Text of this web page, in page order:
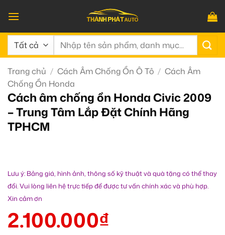
qua
nội
dung
Tìm
Trang chủ / Cách Âm Chống Ồn Ô Tô / Cách Âm
Chống Ồn Honda
Cách âm chống ồn Honda Civic 2009
– Trung Tâm Lắp Đặt Chính Hãng
TPHCM
Lưu ý: Bảng giá, hình ảnh, thông số kỹ thuật và quà tặng có thể thay
đổi. Vui lòng liên hệ trực tiếp để được tư vấn chính xác và phù hợp.
Xin cảm ơn
2.100.000₫